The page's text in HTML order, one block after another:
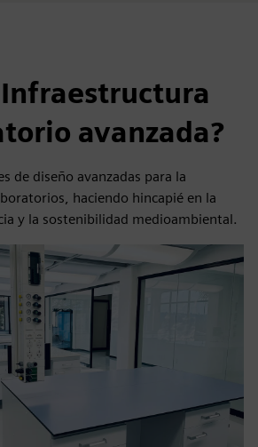
avanzada?
de diseño avanzadas para la
haciendo hincapié en la
y la sostenibilidad medioambiental.